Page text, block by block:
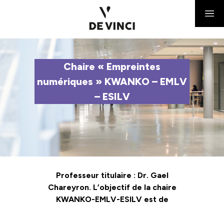
Chaire « Empreintes
numériques » KWANKO – EMLV
– ESILV
Professeur titulaire : Dr. Gael
Chareyron. L’objectif de la chaire
KWANKO-EMLV-ESILV est de